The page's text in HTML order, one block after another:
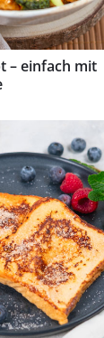
– einfach mit